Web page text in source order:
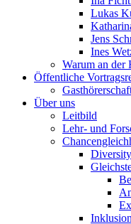
Lukas
Jens
Ines
Warum an
Öffentliche
Über uns
Leitbild
Lehr- und
Diversity